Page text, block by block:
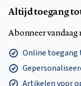
Altijd toegang
Abonneer vandaag
Online
Artikelen voor